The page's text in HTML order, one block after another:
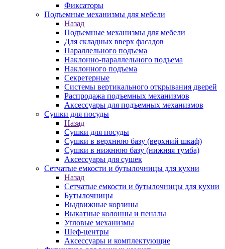
Фиксаторы
Подъемные механизмы для мебели
Назад
Подъемные механизмы для мебели
Для складных вверх фасадов
Параллельного подъема
Наклонно-параллельного подъема
Наклонного подъема
Секретерные
Системы вертикального открывания дверей
Распродажа подъемных механизмов
Аксессуары для подъемных механизмов
Сушки для посуды
Назад
Сушки для посуды
Сушки в верхнюю базу (верхний шкаф)
Сушки в нижнюю базу (нижняя тумба)
Аксессуары для сушек
Сетчатые емкости и бутылочницы для кухни
Назад
Сетчатые емкости и бутылочницы для кухни
Бутылочницы
Выдвижные корзины
Выкатные колонны и пеналы
Угловые механизмы
Шеф-центры
Аксессуары и комплектующие